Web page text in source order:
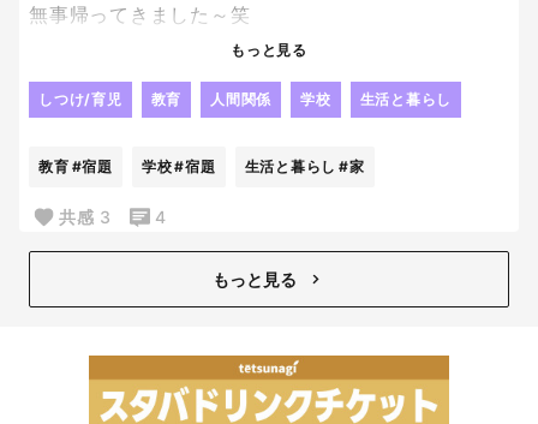
無事帰ってきました～笑
やっぱり人の「見た」とか
じゃないかなぁ～って思っていた通り、
2日後に
毎日荷物開けないパターンね！？笑
戻ってきたことが何よりだから
我が家ってましたようーーーー。笑
もっと見る
しつけ/育児 教育 人間関係 学校 生活と暮らし
教育 #宿題 学校#宿題 生活と暮らし #家
共感 3 4
もっと見る